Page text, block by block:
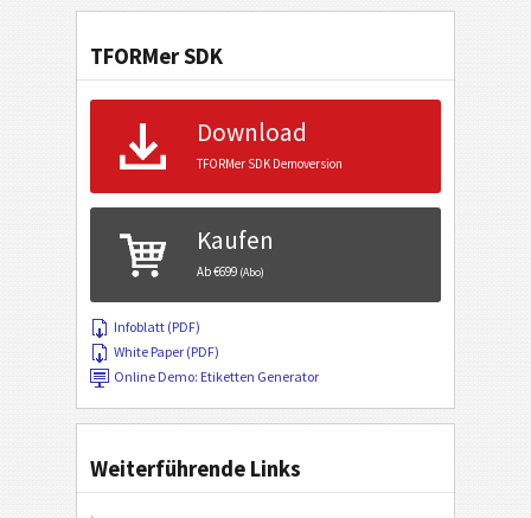
TFORMer SDK
Download
TFORMer SDK Demoversion
Kaufen
Ab €699 (Abo)
Infoblatt (PDF)
White Paper (PDF)
Online Demo: Etiketten Generator
Weiterführende Links